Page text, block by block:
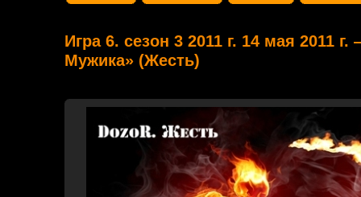
Игра 6. сезон 3 2011 г. 14 мая 2011
Мужика» (Жесть)